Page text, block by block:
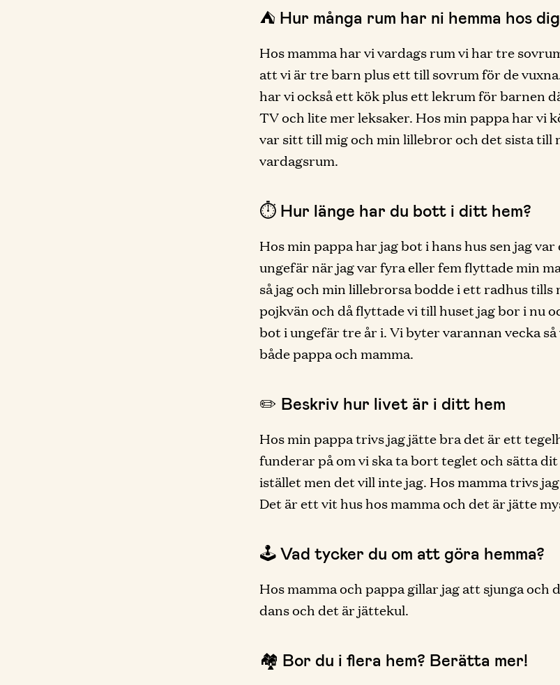
⛺️ Hur många rum har ni hemma hos
Hos mamma har vi vardags rum vi har tre
att vi är tre barn plus ett till sovrum för de
har vi också ett kök plus ett lekrum för barnen
TV och lite mer leksaker. Hos min pappa har vi
var sitt till mig och min lillebror och det sista till
vardagsrum.
⏱ Hur länge har du bott i ditt hem?
Hos min pappa har jag bot i hans hus sen jag
ungefär när jag var fyra eller fem flyttade min
så jag och min lillebrorsa bodde i ett radhus tills
pojkvän och då flyttade vi till huset jag bor i nu
bot i ungefär tre år i. Vi byter varannan vecka så
både pappa och mamma.
✏️ Beskriv hur livet är i ditt hem
Hos min pappa trivs jag jätte bra det är ett
funderar på om vi ska ta bort teglet och sätta
istället men det vill inte jag. Hos mamma trivs
Det är ett vit hus hos mamma och det är jätte
🕹 Vad tycker du om att göra hemma?
Hos mamma och pappa gillar jag att sjunga och
dans och det är jättekul.
🏘 Bor du i flera hem? Berätta mer!